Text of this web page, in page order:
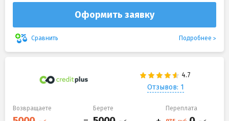
Оформить заявку
Сравнить Подробнее
Отзывов: 1
Возвращаете Берете Переплата